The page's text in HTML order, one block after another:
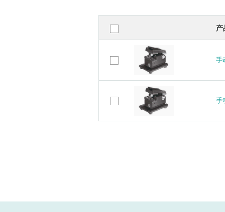
产
手
手
手
手